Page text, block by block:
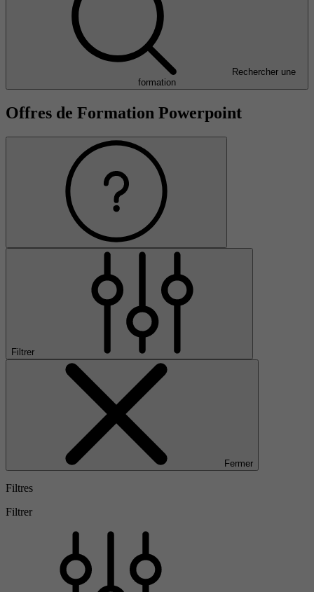
Rechercher une
formation
Offres de Formation Powerpoint
Filtrer
Fermer
Filtres
Filtrer